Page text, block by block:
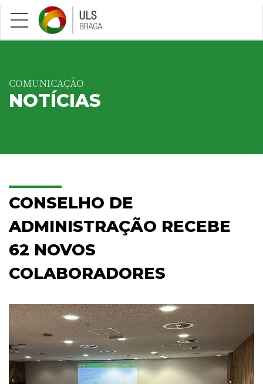
Saltar para conteúdo principal
COMUNICAÇÃO
NOTÍCIAS
CONSELHO DE
ADMINISTRAÇÃO RECEBE
62 NOVOS
COLABORADORES